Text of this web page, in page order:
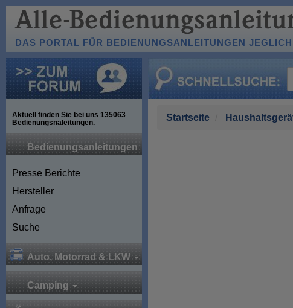
DAS PORTAL FÜR BEDIENUNGSANLEITUNGEN
Aktuell finden Sie bei uns 135063
Bedienungsnaleitungen.
Bedienungsanleitungen
Presse Berichte
Hersteller
Anfrage
Suche
Auto, Motorrad & LKW
Camping
Startseite